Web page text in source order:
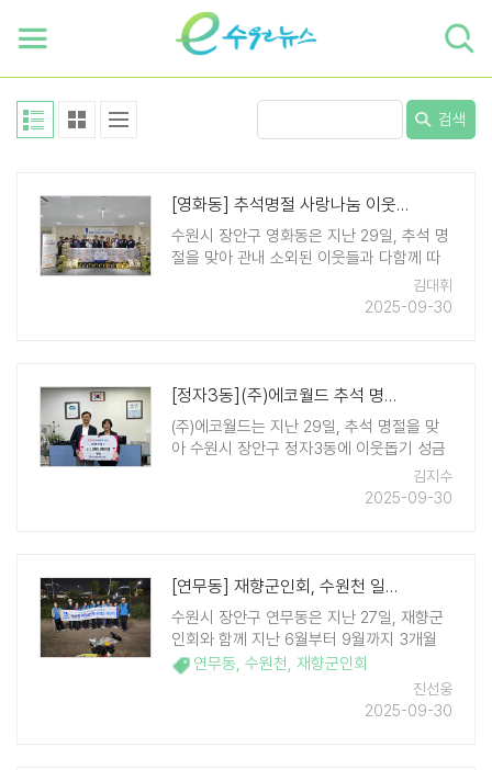
검색
[영화동] 추석명절 사랑나눔 이웃돕기 전달식 개최
수원시 장안구 영화동은 지난 29일, 추석 명
절을 맞아 관내 소외된 이웃들과 다함께 따
뜻한 명절을 보내기 위한 '사랑나눔 이웃돕
기 전달식'을 개최했다. 이번 행사는 9월 8일
김대휘
2025-09-30
[정자3동](주)에코월드 추석 명절 이웃돕기 성금 100만원 전달
(주)에코월드는 지난 29일, 추석 명절을 맞
아 수원시 장안구 정자3동에 이웃돕기 성금
100만원을 기탁했다. 이번 기부금은 명절을
앞두고 도움이 필요한 우리 이웃들에게 소중
김지수
2025-09-30
[연무동] 재향군인회, 수원천 일대 환경정화 활동 성료
수원시 장안구 연무동은 지난 27일, 재향군
인회와 함께 지난 6월부터 9월까지 3개월
간 진행한 '2025 수원천가꾸기 봉사활동'을
성황리에 마쳤다. '연무동 수원천 가꾸기' 캠
페인은 연무동 행정복지센터와 재향군인회,
연무동, 수원천, 재향군인회
진선웅
2025-09-30